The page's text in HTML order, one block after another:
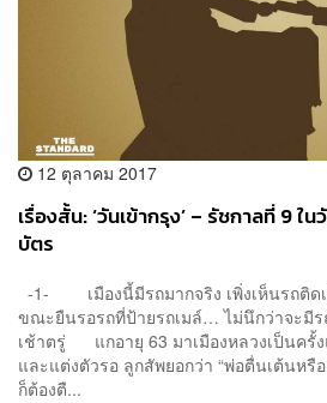
12 ตุลาคม 2017
เรื่องสั้น: ‘วันเข้ากรุง’ – รัชกาลที่ 9
บัตร
-1- เมืองนี้มีรถมากจริง เพิ่งเห็นรถติด
ขณะยืนรอรถที่ป้ายรถเมล์… ไม่นึกว่าจะมี
เช้าตรู่ แกอายุ 63 มาเมืองหลวงเป็นครั้
และแต่งตัวรอ ลูกสัพยอกว่า “พ่อตื่นเต้นห
ก็ต้องตื...